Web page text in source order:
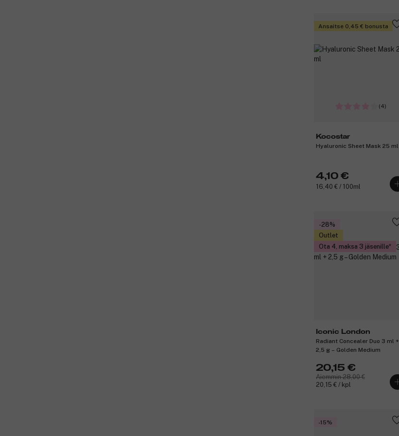
Ansaitse 0,45 € bonusta
(4)
Kocostar
Hyaluronic Sheet Mask 25 ml
4,10 €
16,40 € / 100ml
-28%
Outlet
Ota 4, maksa 3 jäsenille
Iconic London
Radiant Concealer Duo 3 ml +
2,5 g – Golden Medium
20,15 €
Aiemmin 28,00 €
20,15 € / kpl
-15%